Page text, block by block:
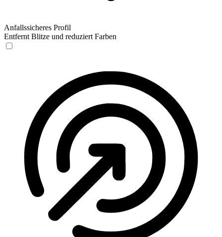
Anfallssicheres Profil
Entfernt Blitze und reduziert Farben